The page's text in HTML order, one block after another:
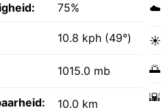
75%
10.8 kph (49°)
1015.0 mb
10.0 km
☁️
☀️
🌅
🌇